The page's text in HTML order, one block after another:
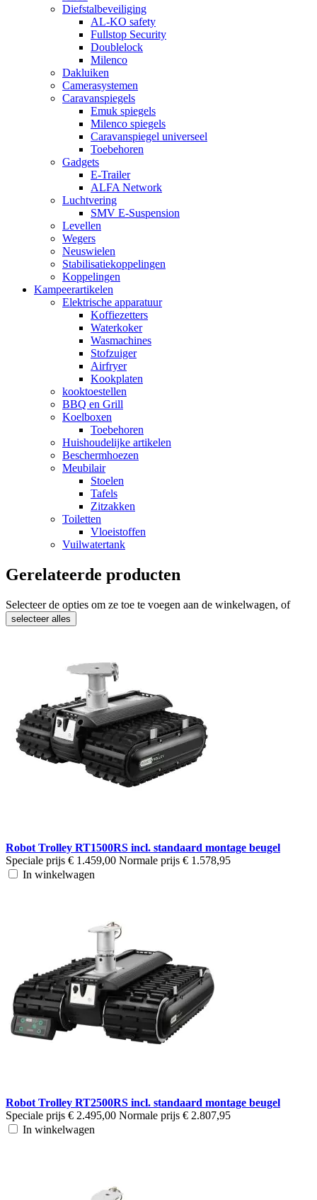
Diefstalbeveiliging
AL-KO safety
Fullstop Security
Doublelock
Milenco
Dakluiken
Camerasystemen
Caravanspiegels
Emuk spiegels
Milenco spiegels
Caravanspiegel universeel
Toebehoren
Gadgets
E-Trailer
ALFA Network
Luchtvering
SMV E-Suspension
Levellen
Wegers
Neuswielen
Stabilisatiekoppelingen
Koppelingen
Kampeerartikelen
Elektrische apparatuur
Koffiezetters
Waterkoker
Wasmachines
Stofzuiger
Airfryer
Kookplaten
kooktoestellen
BBQ en Grill
Koelboxen
Toebehoren
Huishoudelijke artikelen
Beschermhoezen
Meubilair
Stoelen
Tafels
Zitzakken
Toiletten
Vloeistoffen
Vuilwatertank
Gerelateerde producten
Selecteer de opties om ze toe te voegen aan de winkelwagen, of
selecteer alles
Robot Trolley RT1500RS incl. standaard montage beugel
Speciale prijs € 1.459,00 Normale prijs € 1.578,95
In winkelwagen
Robot Trolley RT2500RS incl. standaard montage beugel
Speciale prijs € 2.495,00 Normale prijs € 2.807,95
In winkelwagen